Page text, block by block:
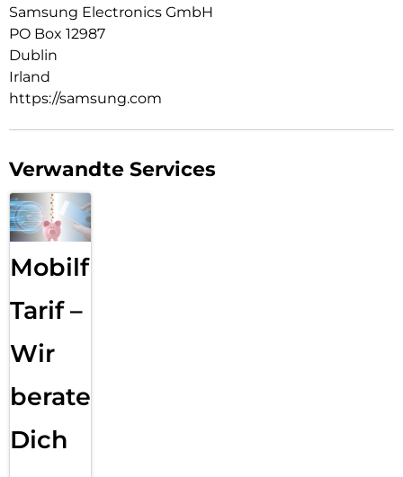
Samsung Electronics GmbH
PO Box 12987
Dublin
Irland
https://samsung.com
Verwandte Services
Mobilfunk
Tarif –
Wir
beraten
Dich